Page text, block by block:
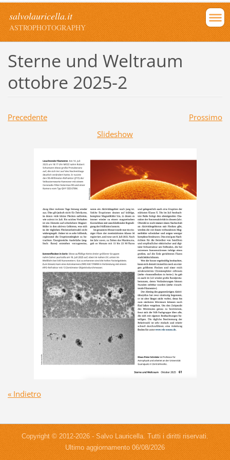
salvolauricella.it
ASTROPHOTOGRAPHY
Sterne und Weltraum
ottobre 2025-2
Precedente
Prossimo
Slideshow
« Indietro
Copyright © 2012-2026 - Salvo Lauricella. Tutti i diritti riservati.
Ultimo aggiornamento 06/08/2026